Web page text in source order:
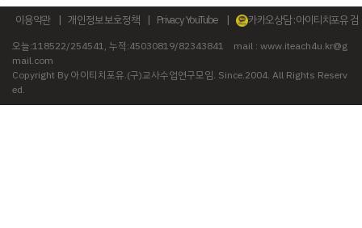
이용약관 | 개인정보 보호정책 | Privacy YouTube |
카카오상담 : 아이티치포유 검
오늘:118522/254541, 누적:45030819/82343841 mail : www.iteach4u.kr@g
mail.com
Copyright By 아이티치포유.(구)교사수업연구모임. Since.2004. All Rights Reserv
ed.